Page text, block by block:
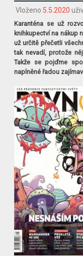
Vloženo 5.5.2020
Karanténa se už
knihkupectví na nákup
už určitě přečetli
tak nevadí, protože
Takže se pojďme
naplněné řadou